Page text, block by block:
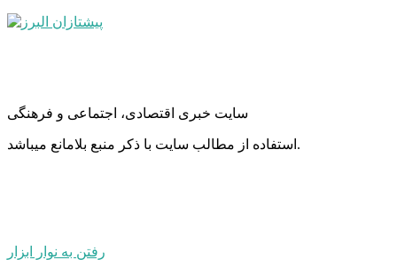
سایت خبری اقتصادی، اجتماعی و فرهنگی
استفاده از مطالب سایت با ذکر منبع بلامانع میباشد.
رفتن به نوار ابزار